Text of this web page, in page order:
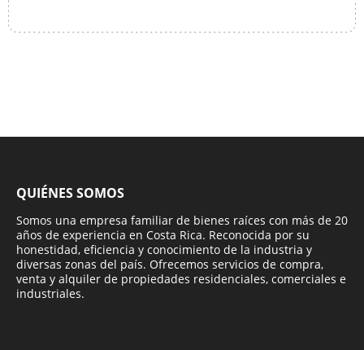
QUIÉNES SOMOS
Somos una empresa familiar de bienes raíces con más de 20
años de experiencia en Costa Rica. Reconocida por su
honestidad, eficiencia y conocimiento de la industria y
diversas zonas del país. Ofrecemos servicios de compra,
venta y alquiler de propiedades residenciales, comerciales e
industriales.